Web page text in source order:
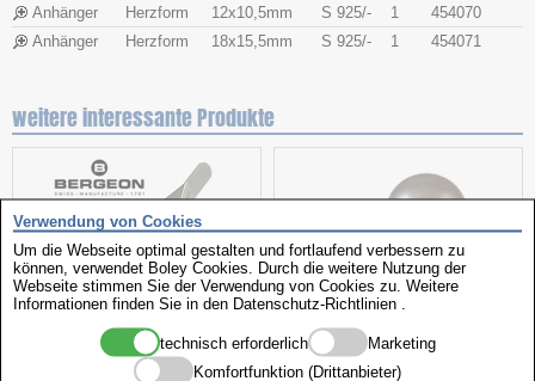
Anhänger Herzform 12x​10,5mm S 925/- 1
454070
Anhänger
Herzform 18x​15,5mm S 925/- 1 454071
weitere interessante Produkte
Federsteg-Kornzange Perlen
Verwendung von Cookies
Um die Webseite optimal gestalten und fortlaufend verbessern zu
können, verwendet Boley Cookies. Durch die weitere Nutzung der
Webseite stimmen Sie der Verwendung von Cookies zu. Weitere
Informationen finden Sie in den Datenschutz-Richtlinien
technisch erforderlich
Marketing
Komfortfunktion (Drittanbieter)